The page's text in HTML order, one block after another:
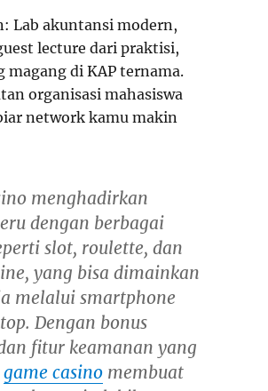
Lab akuntansi modern,
lecture dari praktisi,
magang di KAP ternama.
organisasi mahasiswa
network kamu makin
menghadirkan
dengan berbagai
slot, roulette, dan
, yang bisa dimainkan
melaluismartphone
. Dengan bonus
fitur keamanan yang
game casino membuat